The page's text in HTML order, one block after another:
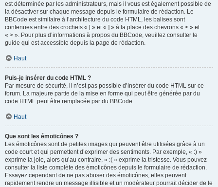
est déterminée par les administrateurs, mais il vous est également possible de
la désactiver sur chaque message depuis le formulaire de rédaction. Le
BBCode est similaire à l’architecture du code HTML, les balises sont
contenues entre des crochets « [ » et « ] » à la place des chevrons « < » et
« > ». Pour plus d’informations à propos du BBCode, veuillez consulter le
guide qui est accessible depuis la page de rédaction.
Haut
Puis-je insérer du code HTML ?
Par mesure de sécurité, il n’est pas possible d’insérer du code HTML sur ce
forum. La majeure partie de la mise en forme qui peut être générée par du
code HTML peut être remplacée par du BBCode.
Haut
Que sont les émoticônes ?
Les émoticônes sont de petites images qui peuvent être utilisées grâce à un
code court et qui permettent d’exprimer des sentiments. Par exemple, « :) »
exprime la joie, alors qu’au contraire, « :( » exprime la tristesse. Vous pouvez
consulter la liste complète des émoticônes depuis le formulaire de rédaction.
Essayez cependant de ne pas abuser des émoticônes, elles peuvent
rapidement rendre un message illisible et un modérateur pourrait décider de le